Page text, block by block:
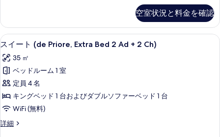
の
写
真
を
表
示
す
る
細
ビ
ュ
ー
(Jacuzzi,
ExtraBed
2A+2Ch)
の
す
べ
て
テ
ラ
ス
ー
ビ
ー
(Jacuzzi,
ExtraBed
2A+2Ch)
の
空室状況と料金を確認
ス
イ
ー
ト
(de
Priore,
Extra
Bed
セレクト コンフォート製ベッド、ミ
6
スイート (de Priore, Extra Bed 2 Ad + 2 Ch)
35 ㎡
ベッドルーム 1 室
定員 4 名
キングベッド 1 台およびダブルソファーベッド 1 台
WiFi (無料)
詳細
ス